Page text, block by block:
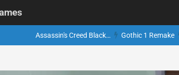
Assassin's Creed Black… Gothic 1 Remake